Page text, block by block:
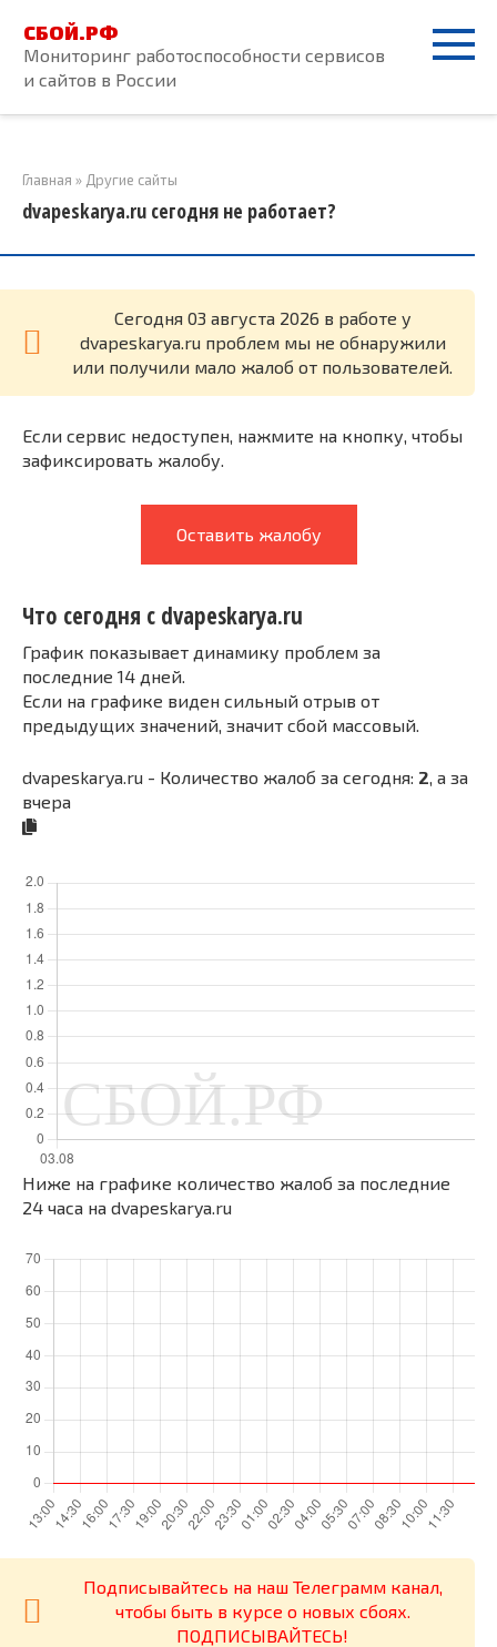
контенту
СБОЙ.РФ
Мониторинг работоспособности сервисов
и сайтов в России
Главная » Другие сайты
dvapeskarya.ru сегодня не работает?
Cегодня 03 августа 2026 в работе у
dvapeskarya.ru проблем мы не обнаружили
или получили мало жалоб от пользователей.
Если сервис недоступен, нажмите на кнопку, чтобы
зафиксировать жалобу.
Оставить жалобу
Что сегодня с dvapeskarya.ru
График показывает динамику проблем за
последние 14 дней.
Если на графике виден сильный отрыв от
предыдущих значений, значит сбой массовый.
dvapeskarya.ru - Количество жалоб за сегодня: 2 , а за
вчера
Ниже на графике количество жалоб за последние
24 часа на dvapeskarya.ru
Подписывайтесь на наш Телеграмм канал,
чтобы быть в курсе о новых сбоях.
ПОДПИСЫВАЙТЕСЬ!